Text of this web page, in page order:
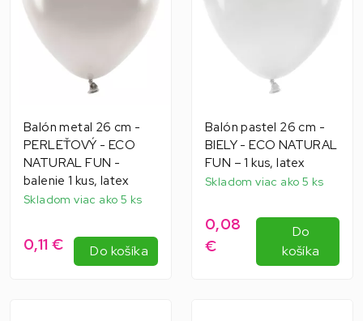
Balón metal 26 cm -
PERLEŤOVÝ - ECO
NATURAL FUN -
balenie 1 kus, latex
Skladom viac ako 5 ks
0,11 € Do košíka
Balón pastel 26 cm -
BIELY - ECO NATURAL
FUN – 1 kus, latex
Skladom viac ako 5 ks
0,08
€
Do
košíka